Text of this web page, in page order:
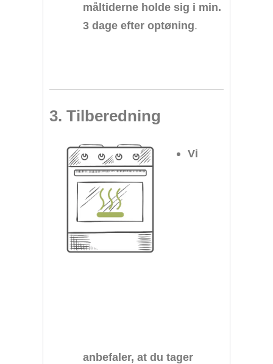
måltiderne holde sig i min.
3 dage efter optøning.
3. Tilberedning
Vi
anbefaler, at du tager